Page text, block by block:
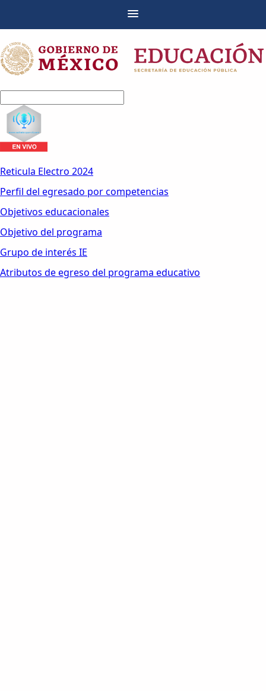
Reticula Electro 2024
Perfil del egresado por competencias
Objetivos educacionales
Objetivo del programa
Grupo de interés IE
Atributos de egreso del programa educativo